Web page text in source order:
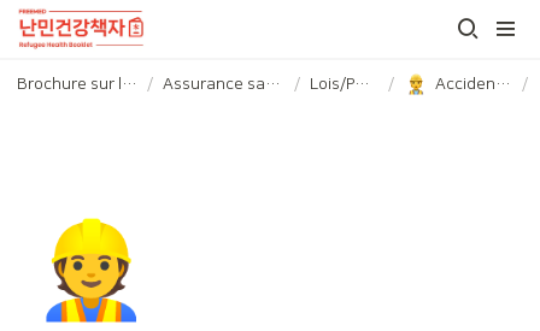
Brochure sur la santé des réfugiés / Assurance santé et Lois/Politiques / Lois/Politiques / Accident du travail /
👷